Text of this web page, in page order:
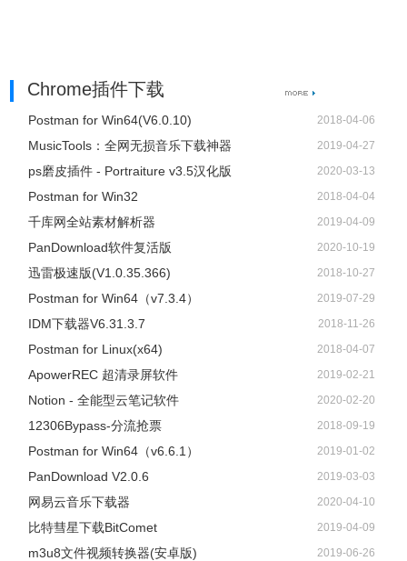
Chrome插件下载
Postman for Win64(V6.0.10) 2018-04-06
​MusicTools：全网无损音乐下载神器 2019-04-27
ps磨皮插件 - Portraiture v3.5汉化版 2020-03-13
Postman for Win32 2018-04-04
千库网全站素材解析器 2019-04-09
PanDownload软件复活版 2020-10-19
迅雷极速版(V1.0.35.366) 2018-10-27
Postman for Win64（v7.3.4） 2019-07-29
IDM下载器V6.31.3.7 2018-11-26
Postman for Linux(x64) 2018-04-07
ApowerREC 超清录屏软件 2019-02-21
Notion - 全能型云笔记软件 2020-02-20
12306Bypass-分流抢票 2018-09-19
Postman for Win64（v6.6.1） 2019-01-02
PanDownload V2.0.6 2019-03-03
网易云音乐下载器 2020-04-10
比特彗星下载BitComet 2019-04-09
m3u8文件视频转换器(安卓版) 2019-06-26